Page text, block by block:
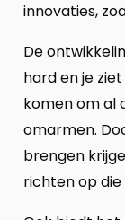
innovaties,
De
hard en je
komen om al
omarmen.
brengen
richten op die